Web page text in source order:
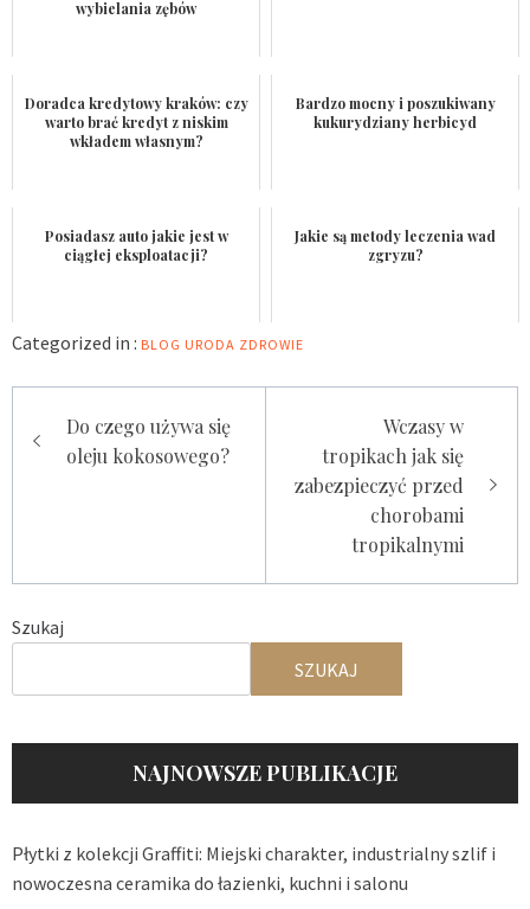
wybielania zębów
Doradca kredytowy kraków: czy
warto brać kredyt z niskim
wkładem własnym?
Bardzo mocny i poszukiwany
kukurydziany herbicyd
Posiadasz auto jakie jest w
ciągłej eksploatacji?
Jakie są metody leczenia wad
zgryzu?
Categorized in : BLOG URODA ZDROWIE
wpisuDo czego używa się
oleju kokosowego?
Wczasy w
tropikach jak się
zabezpieczyć przed
chorobami
tropikalnymi
Szukaj
SZUKAJ
NAJNOWSZE PUBLIKACJE
Płytki z kolekcji Graffiti: Miejski charakter, industrialny szlif i
nowoczesna ceramika do łazienki, kuchni i salonu